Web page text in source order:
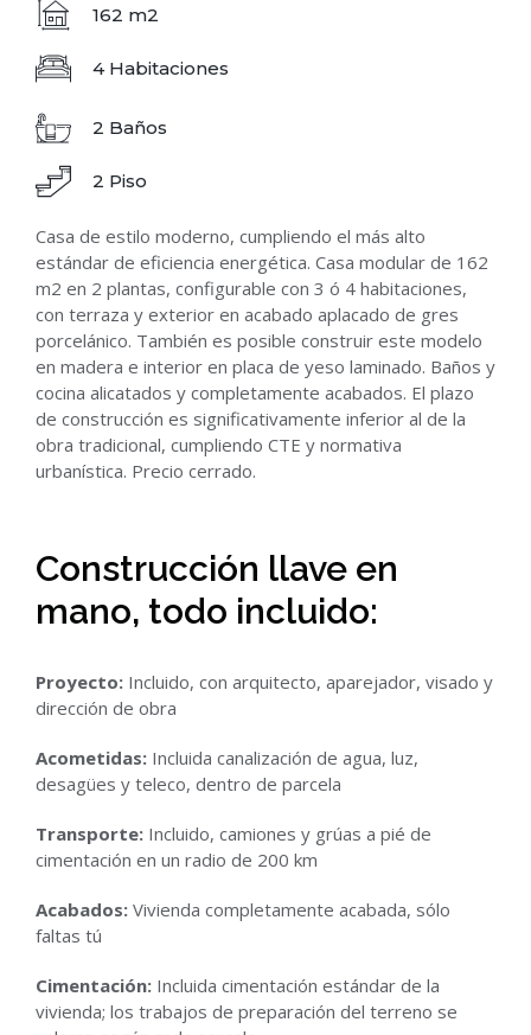
162 m2
4 Habitaciones
2 Baños
2 Piso
Casa de estilo moderno, cumpliendo el más alto
estándar de eficiencia energética. Casa modular de 162
m2 en 2 plantas, configurable con 3 ó 4 habitaciones,
con terraza y exterior en acabado aplacado de gres
porcelánico. También es posible construir este modelo
en madera e interior en placa de yeso laminado. Baños y
cocina alicatados y completamente acabados. El plazo
de construcción es significativamente inferior al de la
obra tradicional, cumpliendo CTE y normativa
urbanística. Precio cerrado.
Construcción llave en
mano, todo incluido:
Proyecto: Incluido, con arquitecto, aparejador, visado y
dirección de obra
Acometidas: Incluida canalización de agua, luz,
desagües y teleco, dentro de parcela
Transporte: Incluido, camiones y grúas a pié de
cimentación en un radio de 200 km
Acabados: Vivienda completamente acabada, sólo
faltas tú
Cimentación: Incluida cimentación estándar de la
vivienda; los trabajos de preparación del terreno se